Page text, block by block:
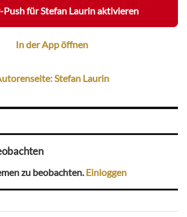
Push für Stefan Laurin aktivieren
In der App öffnen
Stefan Laurin
zu beobachten.Einloggen